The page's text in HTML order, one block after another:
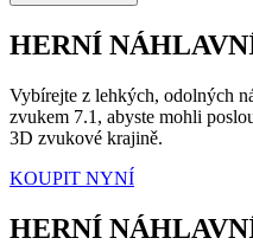
HERNÍ
Vybírejte z lehkých, odolných
zvukem 7.1, abyste mohli
3D zvukové krajině.
KOUPIT NYNÍ
HERNÍ